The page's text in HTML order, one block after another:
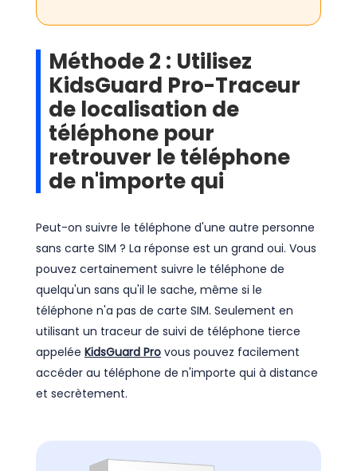
Méthode 2 : Utilisez
KidsGuard Pro-Traceur
de localisation de
téléphone pour
retrouver le téléphone
de n'importe qui
Peut-on suivre le téléphone d'une autre personne
sans carte SIM ? La réponse est un grand oui. Vous
pouvez certainement suivre le téléphone de
quelqu'un sans qu'il le sache, même si le
téléphone n'a pas de carte SIM. Seulement en
utilisant un traceur de suivi de téléphone tierce
appelée KidsGuard Pro vous pouvez facilement
accéder au téléphone de n'importe qui à distance
et secrètement.